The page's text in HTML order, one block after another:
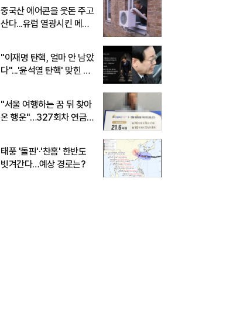
중국산 에어콘을 웃돈 주고
산다...유럽 열광시킨 메이
"이재명 탄핵, 얼마 안 남았
다"...'윤석열 탄핵' 맞힌 무
"서울 여행하는 꿈 뒤 찾아
온 행운"…327회차 연금
태풍 '돌핀'·'찬홈' 한반도
빗겨간다…예상 경로는?